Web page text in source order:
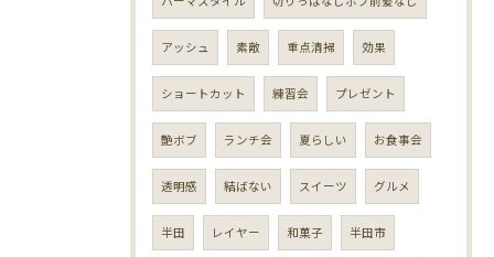
アッシュ 素敵 重点清掃 効果
ショートカット 練習会 プレゼント
艶ボブ ランチ会 夏らしい お食事会
透明感 結ばない スイーツ グルメ
半田 レイヤー 和菓子 半田市